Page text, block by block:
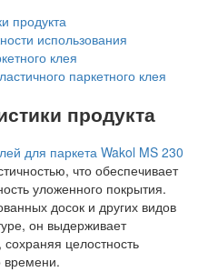
продукта
использования
клея
паркетного клея
продукта
для паркета Wakol MS 230
что обеспечивает
уложенного покрытия.
досок и других видов
он выдерживает
целостность
времени.